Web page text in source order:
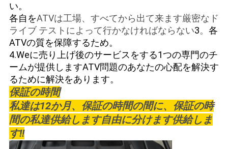
い。
各自をATVは工場、すべてから出て来ます厳密なド
ライブ テストによって行かなければならない3。 各
ATVの質を保障するため。
4.Weに売り上げ後のサービスをする1つの専門のチ
ームが提供しますATV問題のあなたの心配を解決す
るために解決をあります。
保証の時間
私達は12か月、保証の時間の間に、保証の時
間の私達供給します自由に分けます供給しま
す!!